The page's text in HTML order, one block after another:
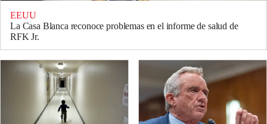
EEUU
La Casa Blanca reconoce problemas en el informe de salud de
RFK Jr.